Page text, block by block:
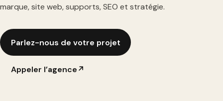
marque, site web, supports, SEO et stratégie.
Parlez-nous de votre projet
Appeler l’agence↗